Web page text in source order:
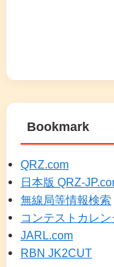
Bookmark
QRZ.com
日本版 QRZ-
無線局等情報検索
コンテストカレン
JARL.com
RBN JK2CUT